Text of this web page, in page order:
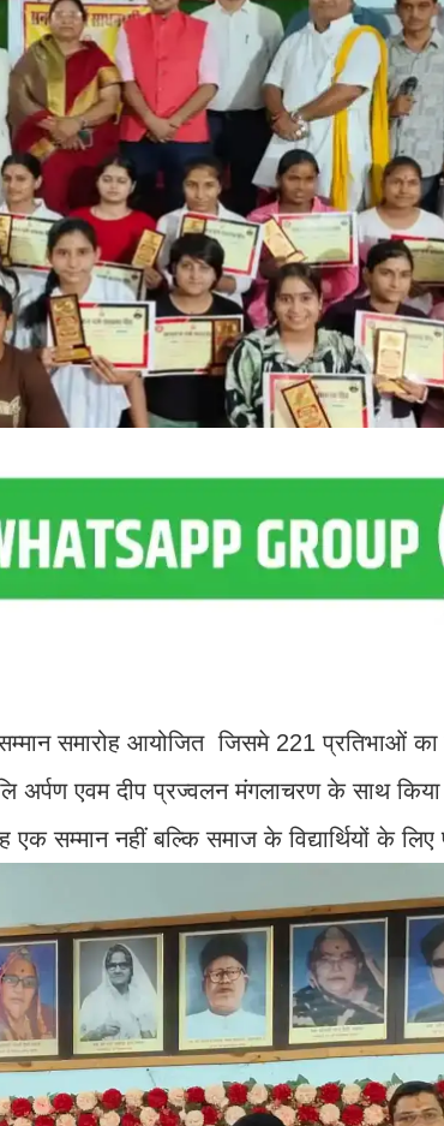
समारोह आयोजित जिसमे 221 प्रतिभाओं का
अर्पण एवम दीप प्रज्वलन मंगलाचरण के साथ
सम्मान नहीं बल्कि समाज के विद्यार्थियों के लिए